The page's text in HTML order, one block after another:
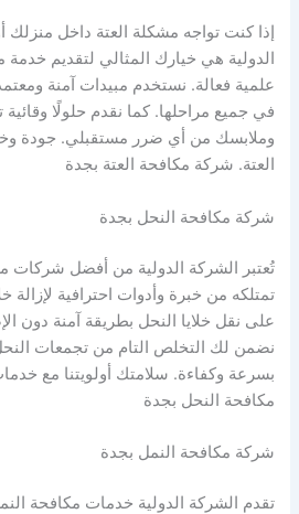
إذا كنت تواجه مشكلة العتة داخل منزلك
الدولية هي خيارك المثالي لتقديم
علمية فعالة. نستخدم مبيدات آمنة
في جميع مراحلها. كما نقدم حلولًا
وملابسك من أي ضرر مستقبلي. جودة
العتة. شركة مكافحة العتة بجدة
شركة مكافحة النحل بجدة
تُعتبر الشركة الدولية من أفضل شركات
تمتلكه من خبرة وأدوات احترافية لإزالة
على نقل خلايا النحل بطريقة آمنة دون
نضمن لك التخلص التام من تجمعات
بسرعة وكفاءة. سلامتك أولويتنا مع
مكافحة النحل بجدة
شركة مكافحة النمل بجدة
تقدم الشركة الدولية خدمات مكافحة